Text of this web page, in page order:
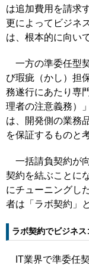
は追加費用を請求
更によってビジネ
は、根本的に向い
一方の準委任型
び瑕疵（かし）担
務遂行にあたり専
理者の注意義務）
は、開発側の業務
を保証するものと
一括請負契約が
契約を結ぶことに
にチューニングし
者は「ラボ契約」
ラボ契約でビジネ
IT業界で準委任